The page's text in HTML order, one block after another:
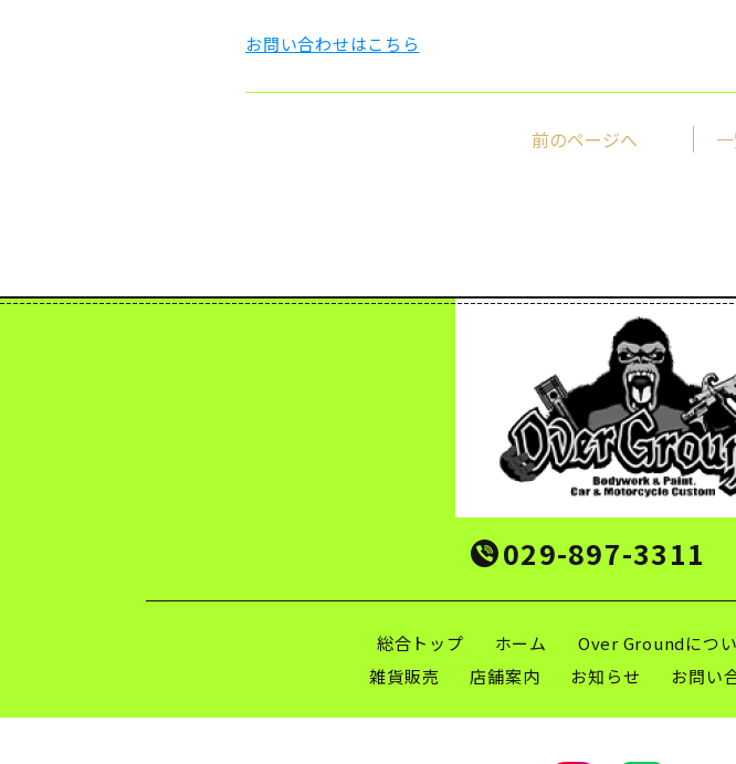
お問い合わせはこちら
前のページへ
029-897-3311
総合トップ ホーム Over Groundにつ
雑貨販売
店舗案内 お知らせ お問い